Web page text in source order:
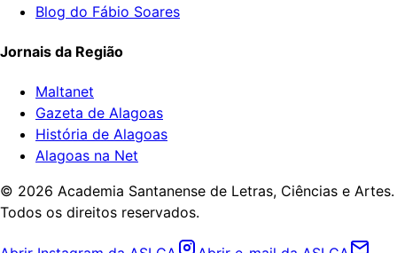
Blog do Fábio Soares
Jornais da Região
Maltanet
Gazeta de Alagoas
História de Alagoas
Alagoas na Net
© 2026 Academia Santanense de Letras, Ciências e Artes.
Todos os direitos reservados.